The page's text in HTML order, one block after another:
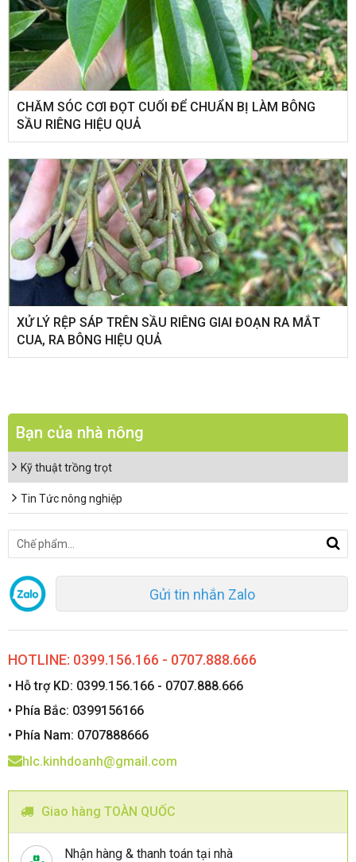
CHĂM SÓC CƠI ĐỌT CUỐI ĐỂ CHUẨN BỊ LÀM BÔNG
SẦU RIÊNG HIỆU QUẢ
XỬ LÝ RỆP SÁP TRÊN SẦU RIÊNG GIAI ĐOẠN RA MẮT
CUA, RA BÔNG HIỆU QUẢ
Bạn của nhà nông
Kỹ thuật trồng trọt
Tin Tức nông nghiệp
Gửi tin nhắn Zalo
HOTLINE: 0399.156.166 - 0707.888.666
• Hỗ trợ KD: 0399.156.166 - 0707.888.666
• Phía Bắc: 0399156166
• Phía Nam: 0707888666
hlc.kinhdoanh@gmail.com
Giao hàng TOÀN QUỐC
Nhận hàng & thanh toán tại nhà